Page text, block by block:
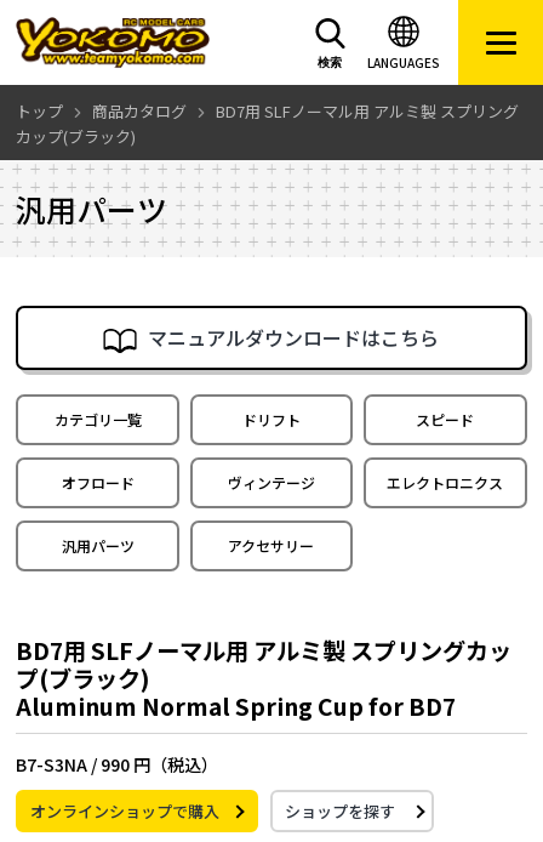
LANGUAGES
検索
トップ 商品カタログ
BD7用 SLFノーマル用 アルミ製 スプリング
カップ(ブラック)
汎用パーツ
マニュアルダウンロードはこちら
カテゴリ一覧 ドリフト スピード
オフロード ヴィンテージ エレクトロニクス
汎用パーツ アクセサリー
BD7用 SLFノーマル用 アルミ製 スプリングカッ
プ(ブラック)
Aluminum Normal Spring Cup for BD7
B7-S3NA / 990 円（税込）
オンラインショップで購入 ショップを探す